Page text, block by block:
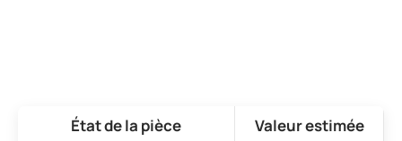
État de la pièce Valeur estimée